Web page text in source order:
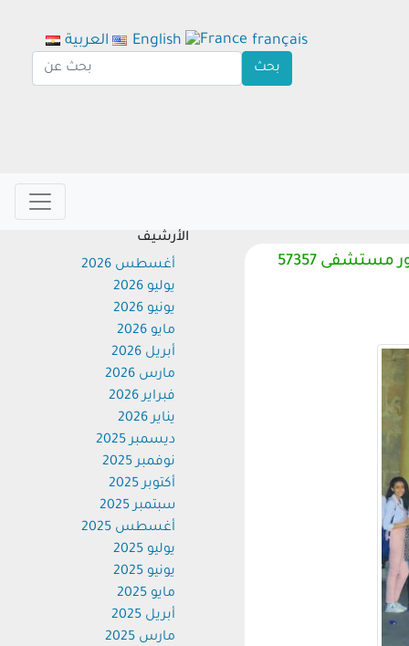
لدعمهم نفسياً ومعنوياً..وفد أسرة حورس بجامعة جنوب الوادى يزور مستشفى 57357
الأرشيف
أغسطس 2026
يوليو 2026
يونيو 2026
مايو 2026
أبريل 2026
مارس 2026
فبراير 2026
يناير 2026
ديسمبر 2025
نوفمبر 2025
أكتوبر 2025
سبتمبر 2025
أغسطس 2025
يوليو 2025
يونيو 2025
مايو 2025
أبريل 2025
مارس 2025
العربية English français